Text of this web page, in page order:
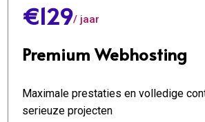
€129/ jaar
Premium Webhosting
Maximale prestaties en volledige
serieuze projecten